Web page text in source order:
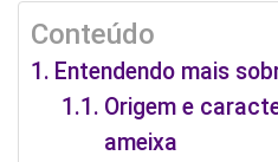
Conteúdo
Entendendo mais
Origem e
ameixa